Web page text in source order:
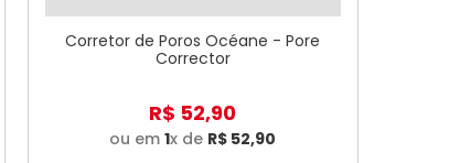
Corretor de Poros Océane - Pore
Corrector
R$ 52,90
ou em1x de R$ 52,90